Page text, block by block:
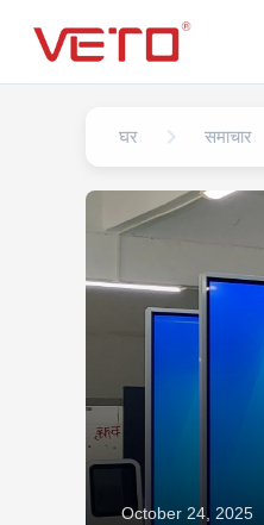
घर समाचार
October 24, 2025